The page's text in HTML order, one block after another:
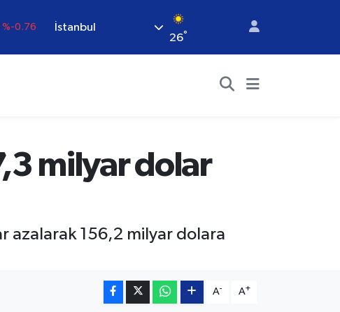
%-0.76
%0.16
%64
İstanbul
26°
milyar dolar
azalarak 156,2 milyar dolara
A- A+